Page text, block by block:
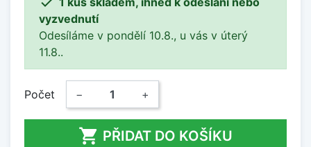
vyzvednutí
Odesíláme v pondělí 10.8., u vás v úterý
11.8..
Počet − +
 PŘIDAT DO KOŠÍKU